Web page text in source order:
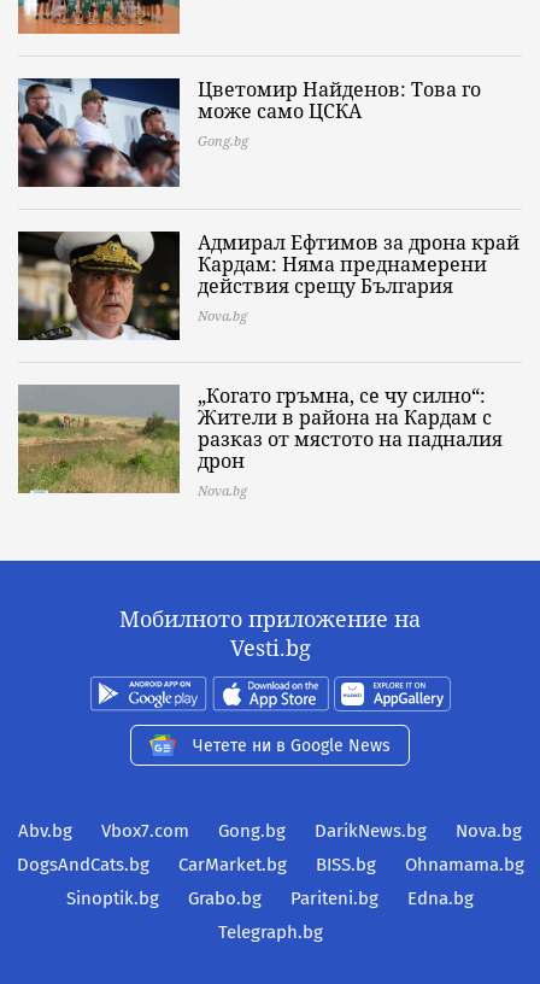
Цветомир Найденов: Това го
може само ЦСКА
Gong.bg
Адмирал Ефтимов за дрона край
Кардам: Няма преднамерени
действия срещу България
Nova.bg
„Когато гръмна, се чу силно“:
Жители в района на Кардам с
разказ от мястото на падналия
дрон
Nova.bg
Мобилното приложение на
Vesti.bg
Четете ни в Google News
Abv.bg Vbox7.com Gong.bg DarikNews.bg
Nova.bg
DogsAndCats.bg
CarMarket.bg BISS.bg
Ohnamama.bg
Sinoptik.bg
Grabo.bg Pariteni.bg
Edna.bg
Telegraph.bg